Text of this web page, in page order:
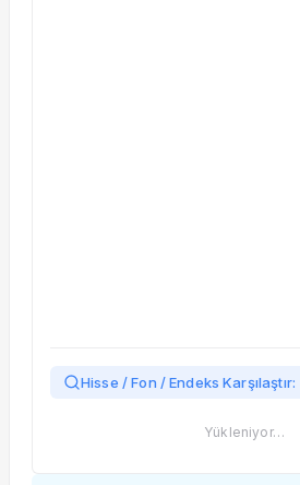
Hisse / Fon / Endeks Karşılaştır:
Yükleniyor…